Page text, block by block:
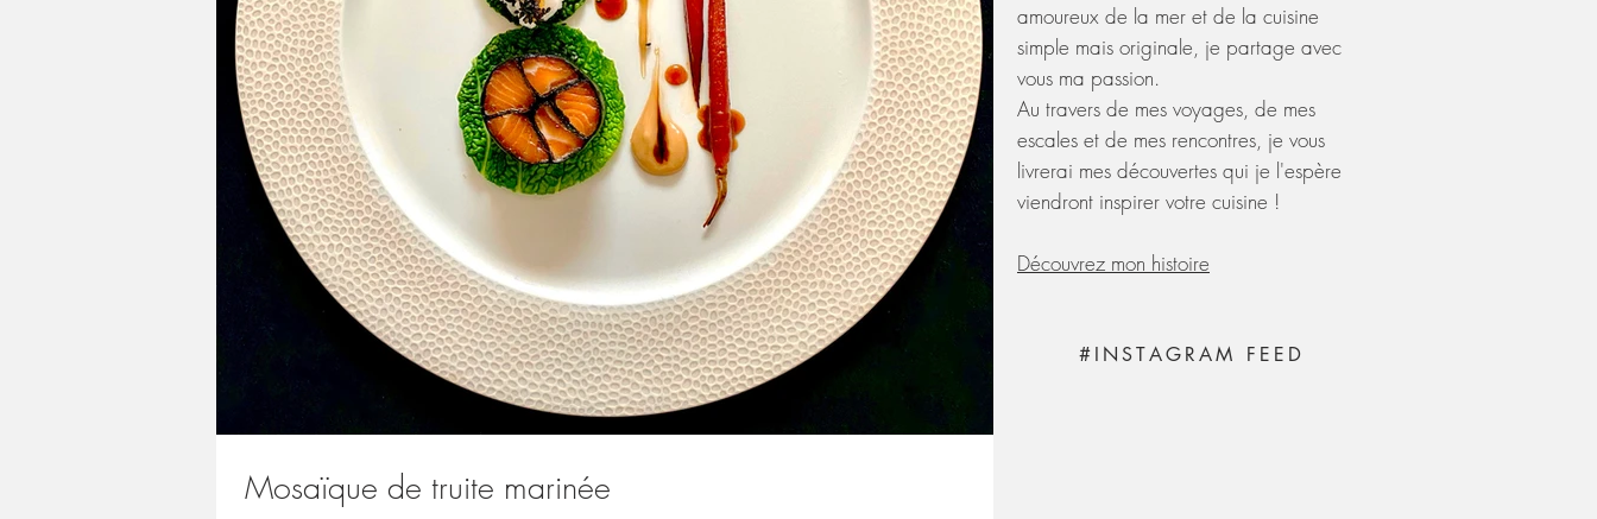
Mosaïque de truite marinée
amoureux de la mer et de la cuisine
simple mais originale, je partage avec
vous ma passion.
Au travers de mes voyages, de mes
escales et de mes rencontres, je vous
livrerai mes découvertes qui je l'espère
viendront inspirer votre cuisine !
Découvrez mon histoire
#INSTAGRAM FEED